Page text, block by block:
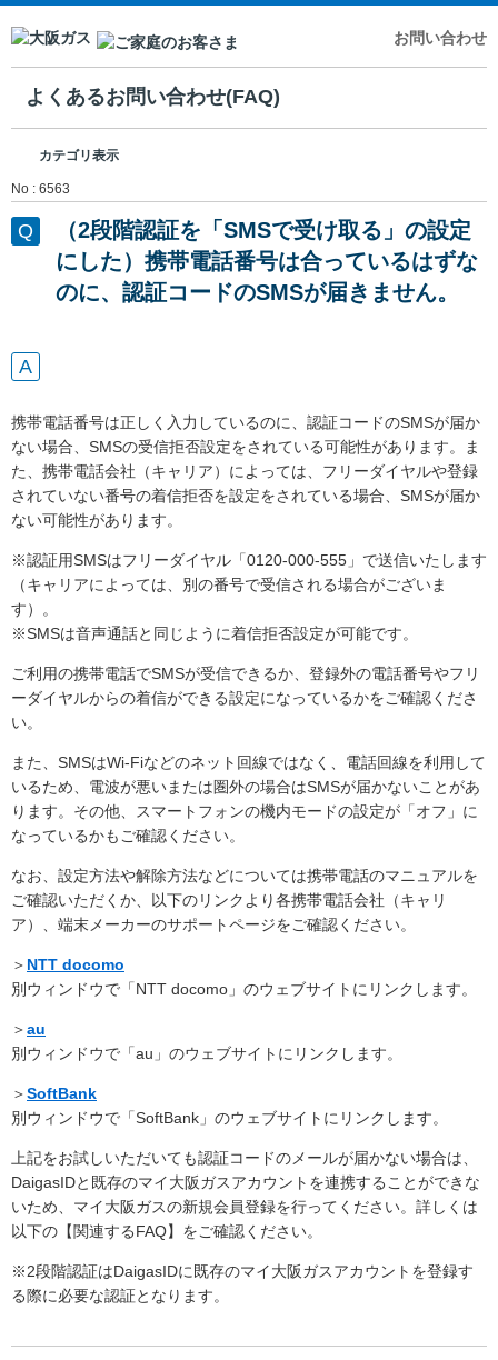
お問い合わせ
よくあるお問い合わせ(FAQ)
カテゴリ表示
No : 6563
（2段階認証を「SMSで受け取る」の設定
にした）携帯電話番号は合っているはずな
のに、認証コードのSMSが届きません。
携帯電話番号は正しく入力しているのに、認証コードのSMSが届か
ない場合、SMSの受信拒否設定をされている可能性があります。ま
た、携帯電話会社（キャリア）によっては、フリーダイヤルや登録
されていない番号の着信拒否を設定をされている場合、SMSが届か
ない可能性があります。
※認証用SMSはフリーダイヤル「0120-000-555」で送信いたします
（キャリアによっては、別の番号で受信される場合がございま
す）。
※SMSは音声通話と同じように着信拒否設定が可能です。
ご利用の携帯電話でSMSが受信できるか、登録外の電話番号やフリ
ーダイヤルからの着信ができる設定になっているかをご確認くださ
い。
また、SMSはWi-Fiなどのネット回線ではなく、電話回線を利用して
いるため、電波が悪いまたは圏外の場合はSMSが届かないことがあ
ります。その他、スマートフォンの機内モードの設定が「オフ」に
なっているかもご確認ください。
なお、設定方法や解除方法などについては携帯電話のマニュアルを
ご確認いただくか、以下のリンクより各携帯電話会社（キャリ
ア）、端末メーカーのサポートページをご確認ください。
＞ NTT docomo
別ウィンドウで「NTT docomo」のウェブサイトにリンクします。
＞au
別ウィンドウで「au」のウェブサイトにリンクします。
＞SoftBank
別ウィンドウで「SoftBank」のウェブサイトにリンクします。
上記をお試しいただいても認証コードのメールが届かない場合は、
DaigasIDと既存のマイ大阪ガスアカウントを連携することができな
いため、マイ大阪ガスの新規会員登録を行ってください。詳しくは
以下の【関連するFAQ】をご確認ください。
※2段階認証はDaigasIDに既存のマイ大阪ガスアカウントを登録す
る際に必要な認証となります。